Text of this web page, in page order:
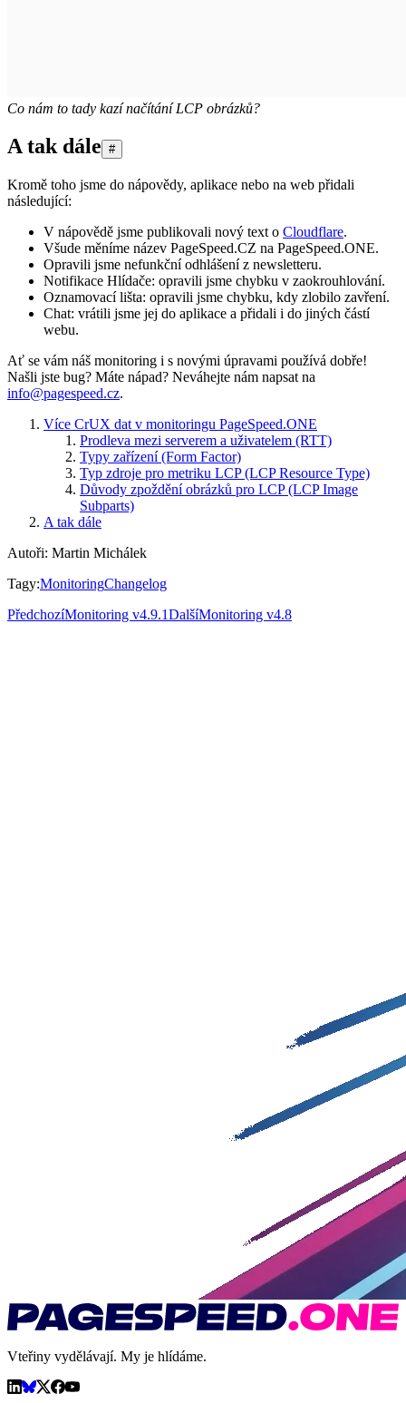
Co nám to tady kazí načítání LCP obrázků?
A tak dále #
Kromě toho jsme do nápovědy, aplikace nebo na web přidali
následující:
V nápovědě jsme publikovali nový text o Cloudflare.
Všude měníme název PageSpeed.CZ na PageSpeed.ONE.
Opravili jsme nefunkční odhlášení z newsletteru.
Notifikace Hlídače: opravili jsme chybku v zaokrouhlování.
Oznamovací lišta: opravili jsme chybku, kdy zlobilo zavření.
Chat: vrátili jsme jej do aplikace a přidali i do jiných částí
webu.
Ať se vám náš monitoring i s novými úpravami používá dobře!
Našli jste bug? Máte nápad? Neváhejte nám napsat na
info@pagespeed.cz.
Více CrUX dat v monitoringu PageSpeed.ONE
Prodleva mezi serverem a uživatelem (RTT)
Typy zařízení (Form Factor)
Typ zdroje pro metriku LCP (LCP Resource Type)
Důvody zpoždění obrázků pro LCP (LCP Image
Subparts)
A tak dále
Autoři: Martin Michálek
Tagy:MonitoringChangelog
PředchozíMonitoring v4.9.1DalšíMonitoring v4.8
Vteřiny vydělávají. My je hlídáme.